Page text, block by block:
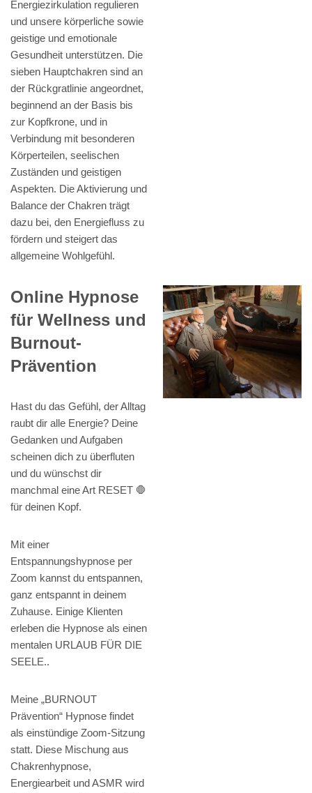
Energiezirkulation regulieren
und unsere körperliche sowie
geistige und emotionale
Gesundheit unterstützen. Die
sieben Hauptchakren sind an
der Rückgratlinie angeordnet,
beginnend an der Basis bis
zur Kopfkrone, und in
Verbindung mit besonderen
Körperteilen, seelischen
Zuständen und geistigen
Aspekten. Die Aktivierung und
Balance der Chakren trägt
dazu bei, den Energiefluss zu
fördern und steigert das
allgemeine Wohlgefühl.
Online Hypnose
für Wellness und
Burnout-
Prävention
Hast du das Gefühl, der Alltag
raubt dir alle Energie? Deine
Gedanken und Aufgaben
scheinen dich zu überfluten
und du wünschst dir
manchmal eine Art RESET 🛑
für deinen Kopf.
Mit einer
Entspannungshypnose per
Zoom kannst du entspannen,
ganz entspannt in deinem
Zuhause. Einige Klienten
erleben die Hypnose als einen
mentalen URLAUB FÜR DIE
SEELE..
Meine „BURNOUT
Prävention“ Hypnose findet
als einstündige Zoom-Sitzung
statt. Diese Mischung aus
Chakrenhypnose,
Energiearbeit und ASMR wird